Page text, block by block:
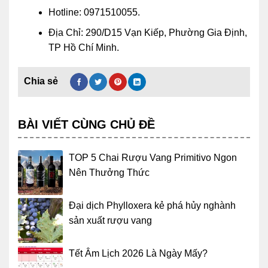
Hotline: 0971510055.
Địa Chỉ: 290/D15 Vạn Kiếp, Phường Gia Định,
TP Hồ Chí Minh.
BÀI VIẾT CÙNG CHỦ ĐỀ
TOP 5 Chai Rượu Vang Primitivo Ngon
Nên Thưởng Thức
Đại dịch Phylloxera kẻ phá hủy nghành
sản xuất rượu vang
Tết Âm Lịch 2026 Là Ngày Mấy?